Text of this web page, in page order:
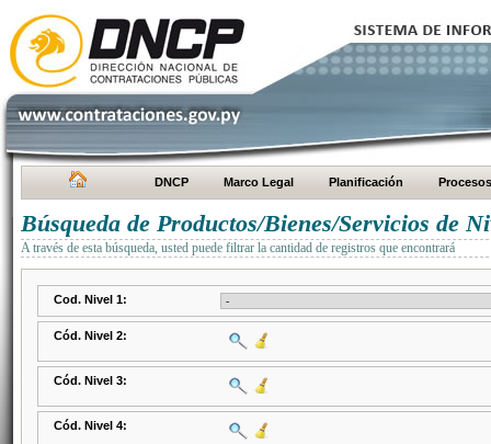
DNCP Marco Legal Planificación Procesos
Búsqueda de Productos/Bienes/Servicios de
A través de esta búsqueda, usted puede filtrar la cantidad de registros que encontrará
Cod. Nivel 1:
Cód. Nivel 2:
Cód. Nivel 3:
Cód. Nivel 4: